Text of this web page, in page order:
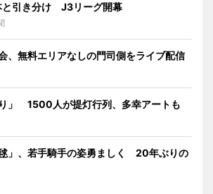
と引き分け J3リーグ開幕
、無料エリアなしの門司側をライブ配信
」 1500人が提灯行列、多幸アートも
」、若手騎手の姿勇ましく 20年ぶりの